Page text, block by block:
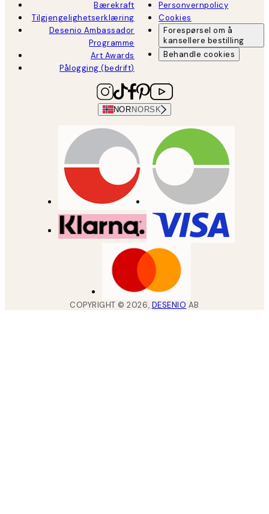
Bærekraft
Tilgjengelighetserklæring
Desenio Ambassador
Programme
Art Awards
Pålogging (bedrift)
Personvernpolicy
Cookies
Forespørsel om å
kansellere bestilling
Behandle cookies
NOR NORSK
COPYRIGHT ©2026, DESENIO AB